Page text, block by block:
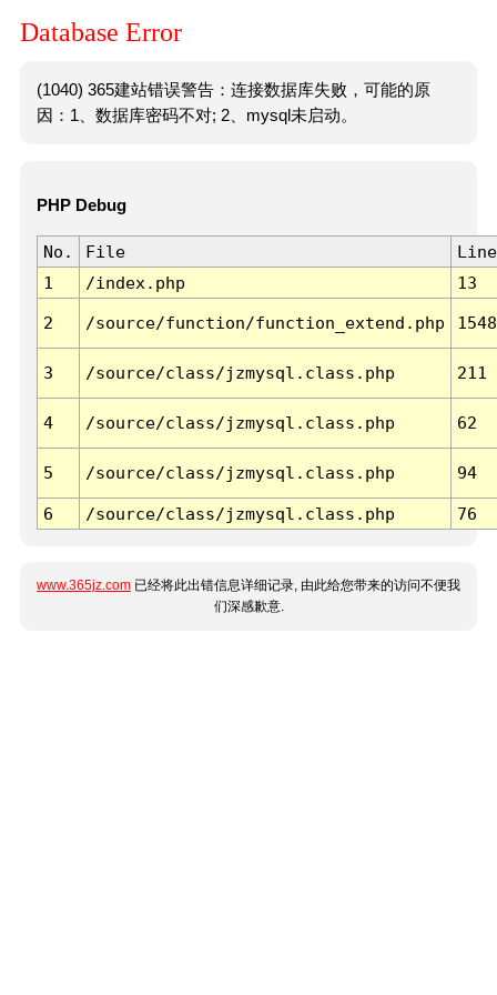
Database Error
(1040) 365建站错误警告：连接数据库失败，可能的原
因：1、数据库密码不对; 2、mysql未启动。
PHP Debug
No. File
Line
1
/index.php 13
2 /source/function/function_extend.php 1548
3 /source/class/jzmysql.class.php 211
4 /source/class/jzmysql.class.php 62
5 /source/class/jzmysql.class.php 94
6 /source/class/jzmysql.class.php 76
www.365jz.com 已经将此出错信息详细记录, 由此给您带来的访问不便我
们深感歉意.